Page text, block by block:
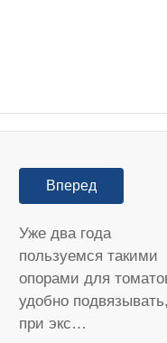
Вперед
Уже два года
пользуемся такими
опорами для
удобно
при экс…